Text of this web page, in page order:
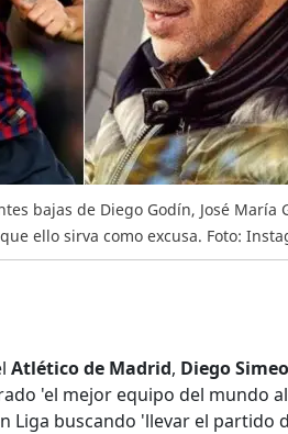
bajas de Diego Godín, José María
ello sirva como excusa. Foto:
Atlético de Madrid, Diego
'el mejor equipo del mundo
Liga buscando 'llevar el partido